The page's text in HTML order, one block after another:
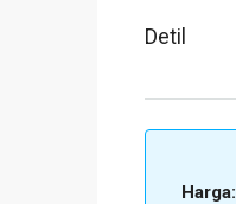
Detil
Harga: